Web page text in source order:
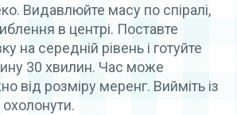
Видавлюйте масу по спіралі,
в центрі. Поставте
на середній рівень і готуйте
30 хвилин. Час може
від розміру меренг. Вийміть із